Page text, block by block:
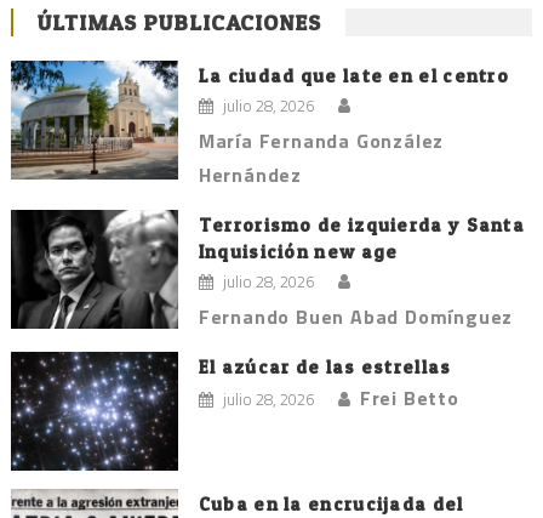
ÚLTIMAS PUBLICACIONES
La ciudad que late en el centro
julio 28, 2026
María Fernanda González
Hernández
Terrorismo de izquierda y Santa
Inquisición new age
julio 28, 2026
Fernando Buen Abad Domínguez
El azúcar de las estrellas
julio 28, 2026 Frei Betto
Cuba en la encrucijada del